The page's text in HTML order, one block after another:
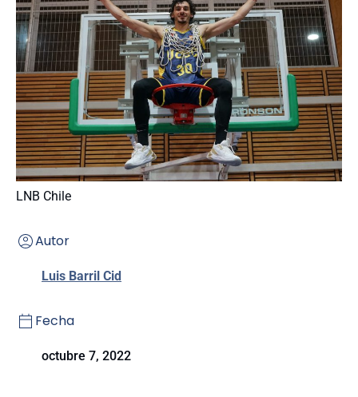
LNB Chile
Autor
Luis Barril Cid
Fecha
octubre 7, 2022